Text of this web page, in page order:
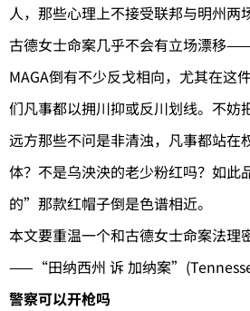
人，那些心理上不接受联邦与明州两
古德女士命案几乎不会有立场漂移——
MAGA倒有不少反戈相向，尤其在这
们凡事都以拥川抑或反川划线。不妨
远方那些不问是非清浊，凡事都站在
体？不是乌泱泱的老少粉红吗？如
的”那款红帽子倒是色谱相近。
本文要重温一个和古德女士命案法理
——“田纳西州 诉 加纳案
警察可以开枪吗